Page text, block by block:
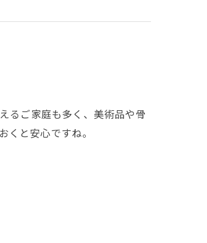
るご家庭も多く、美術品や骨
と安心ですね。